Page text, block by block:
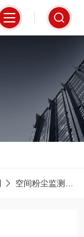
空间粉尘监测仪